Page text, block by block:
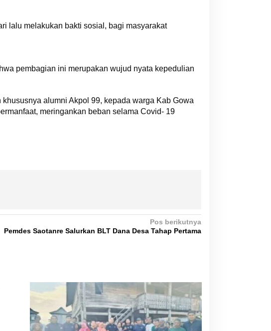
lalu melakukan bakti sosial, bagi masyarakat
pembagian ini merupakan wujud nyata kepedulian
alumni Akpol 99, kepada warga Kab Gowa
meringankan beban selama Covid- 19
Pos berikutnya
Pemdes Saotanre Salurkan BLT Dana Desa Tahap Pertama